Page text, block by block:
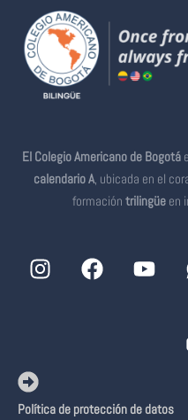
El Colegio Americano de Bogotá
calendario A, ubicada en el
formación trilingüe en
Política de protección de datos